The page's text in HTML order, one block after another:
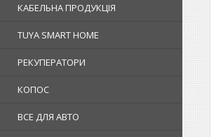
КАБЕЛЬНА ПРОДУКЦІЯ
TUYA SMART HOME
РЕКУПЕРАТОРИ
КОПОС
ВСЕ ДЛЯ АВТО